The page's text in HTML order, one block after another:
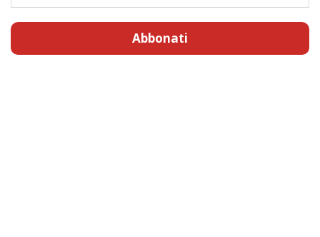
Abbonati